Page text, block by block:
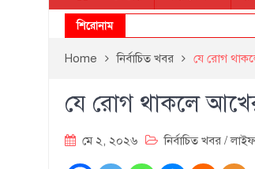
শিরোনাম
Home নির্বাচিত খবর যে রোগ
যে রোগ থাকলে
মে ২, ২০২৬ নির্বাচিত খবর /